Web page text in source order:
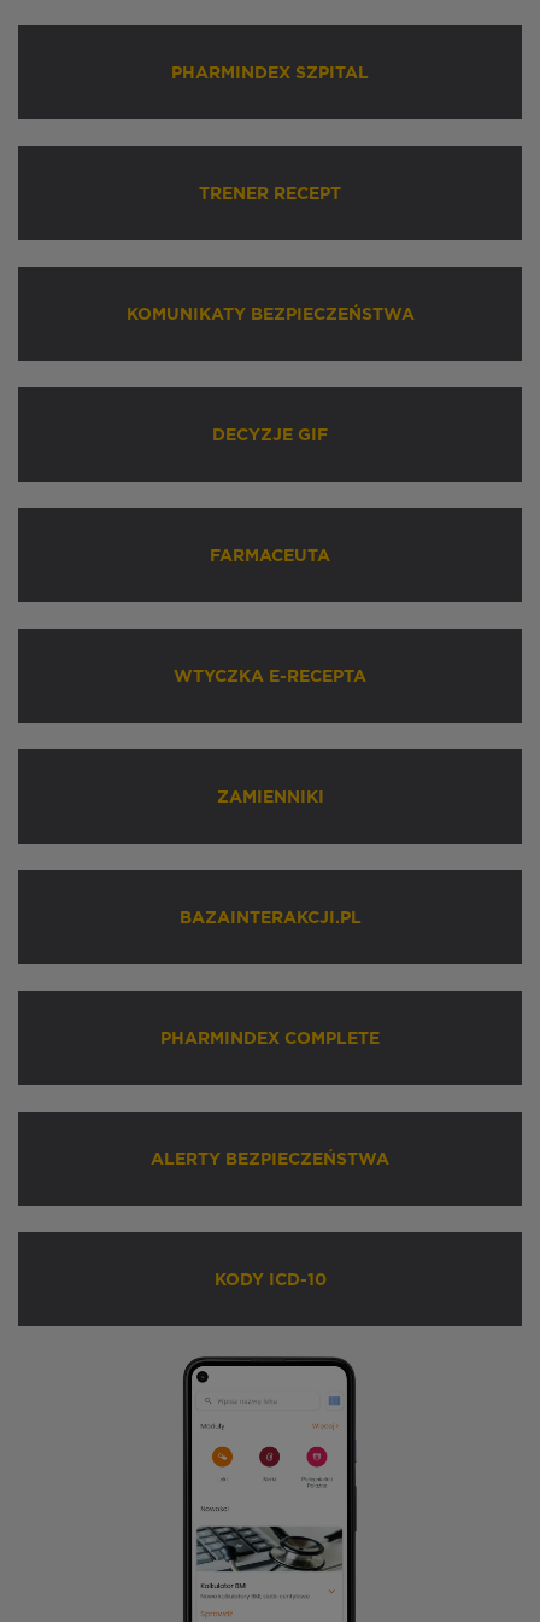
PHARMINDEX SZPITAL
TRENER RECEPT
KOMUNIKATY BEZPIECZEŃSTWA
DECYZJE GIF
FARMACEUTA
WTYCZKA E-RECEPTA
ZAMIENNIKI
BAZAINTERAKCJI.PL
PHARMINDEX COMPLETE
ALERTY BEZPIECZEŃSTWA
KODY ICD-10